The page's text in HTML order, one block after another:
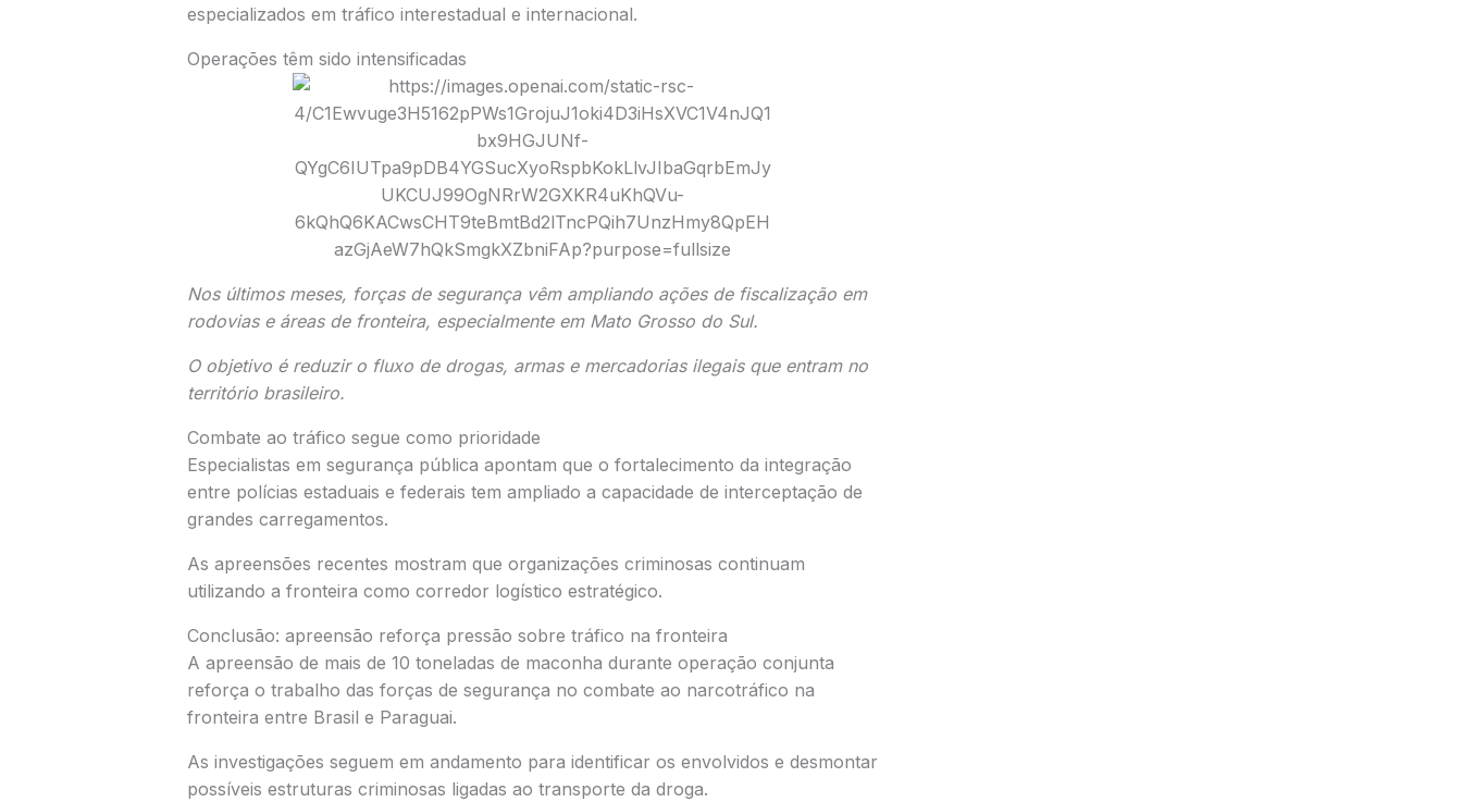
especializados em tráfico interestadual e internacional.
Operações têm sido intensificadas
Nos últimos meses, forças de segurança vêm ampliando ações de fiscalização em
rodovias e áreas de fronteira, especialmente em Mato Grosso do Sul.
O objetivo é reduzir o fluxo de drogas, armas e mercadorias ilegais que entram no
território brasileiro.
Combate ao tráfico segue como prioridade
Especialistas em segurança pública apontam que o fortalecimento da integração
entre polícias estaduais e federais tem ampliado a capacidade de interceptação de
grandes carregamentos.
As apreensões recentes mostram que organizações criminosas continuam
utilizando a fronteira como corredor logístico estratégico.
Conclusão: apreensão reforça pressão sobre tráfico na fronteira
A apreensão de mais de 10 toneladas de maconha durante operação conjunta
reforça o trabalho das forças de segurança no combate ao narcotráfico na
fronteira entre Brasil e Paraguai.
As investigações seguem em andamento para identificar os envolvidos e desmontar
possíveis estruturas criminosas ligadas ao transporte da droga.